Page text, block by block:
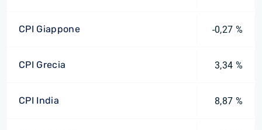
CPI Giappone -0,27 %
CPI Grecia 3,34 %
CPI India 8,87 %